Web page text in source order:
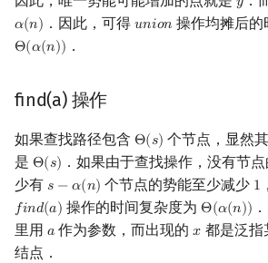
𝑦
y
𝛼(𝑛)
α(n) ．因此，可得𝑢𝑛𝑖𝑜𝑛
union 操作均摊后的
Θ(𝛼(𝑛))
Θ(α(n)) ．
find(a) 操作
如果查找路径包含 Θ(𝑠)
Θ(s) 个节点，显然
是 Θ(𝑠)
Θ(s) ．如果由于查找操作，没有节
少有 𝑠 −𝛼(𝑛)
s −α (n) 个节点的势能至少减少 1
1
𝑓𝑖𝑛𝑑(𝑎)
fnd(a) 操作的时间复杂度为 Θ(𝛼(𝑛))
Θ(α(n))
里用 𝑎
a 作为参数，而出现的𝑥
x 都是泛指
结点．